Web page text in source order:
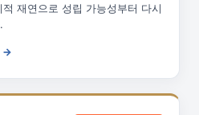
재연으로 성립 가능성부터 다시
→